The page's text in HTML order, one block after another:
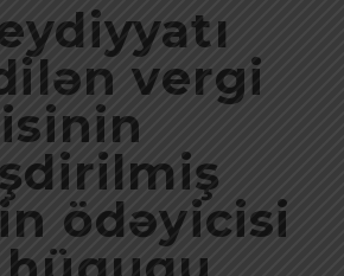
vergi
ödəyicisi